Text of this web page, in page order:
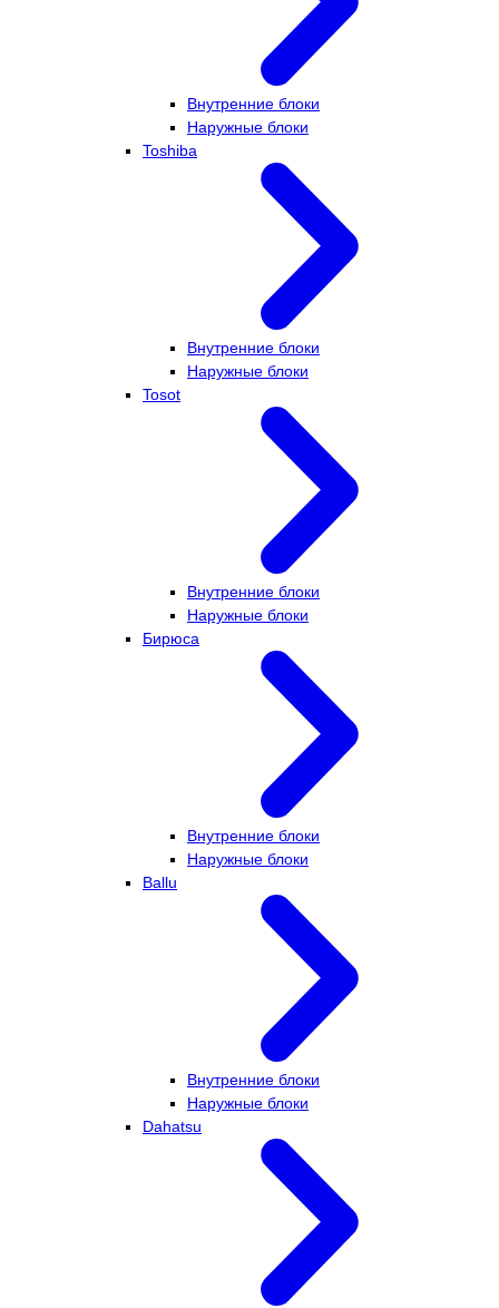
Внутренние блоки
Наружные блоки
Toshiba
Внутренние блоки
Наружные блоки
Tosot
Внутренние блоки
Наружные блоки
Бирюса
Внутренние блоки
Наружные блоки
Ballu
Внутренние блоки
Наружные блоки
Dahatsu